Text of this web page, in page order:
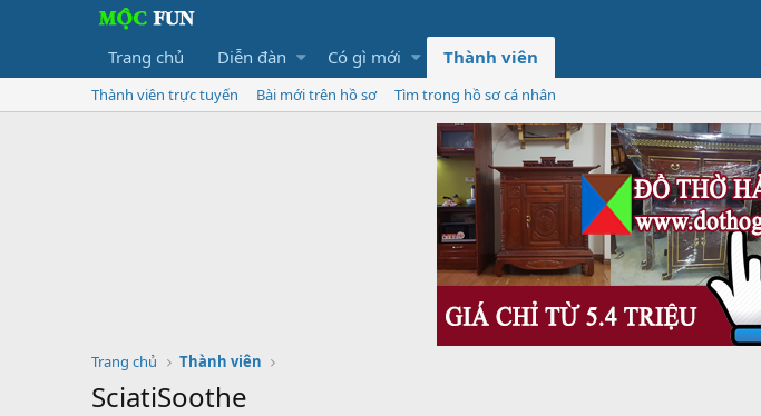
Trang chủ Diễn đàn Có gì mới Thành viên
Thành viên trực tuyến Bài mới trên hồ sơ Tìm trong hồ sơ cá nhân
Trang chủ Thành viên
SciatiSoothe